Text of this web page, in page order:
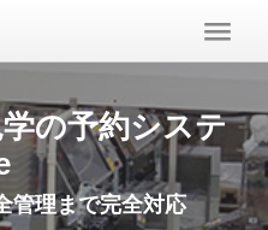
の予約システ
管理まで完全対応